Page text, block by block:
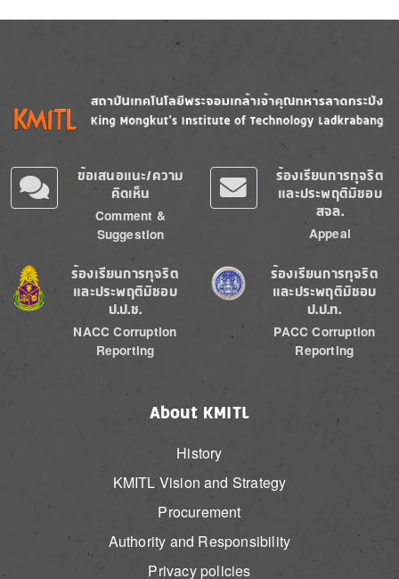
Image
ข้อเสนอแนะ/ความ
คิดเห็น
Comment &
Suggestion
ร้องเรียนการทุจริต
และประพฤติมิชอบ
สจล.
Appeal
Image
ร้องเรียนการทุจริต
และประพฤติมิชอบ
ป.ป.ช.
NACC Corruption
Reporting
Image
ร้องเรียนการทุจริต
และประพฤติมิชอบ
ป.ป.ท.
PACC Corruption
Reporting
About KMITL
History
KMITL Vision and Strategy
Procurement
Authority and Responsibility
Privacy policies